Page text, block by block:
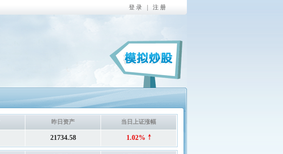
登 录 注 册
昨日资产 当日上证涨幅
21734.58 1.02%